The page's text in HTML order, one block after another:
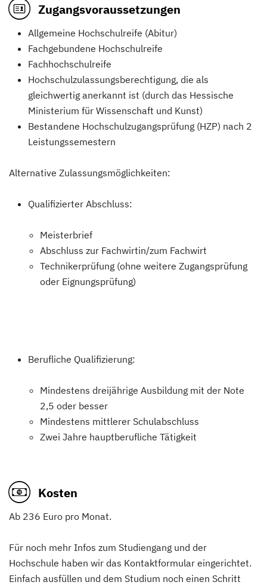
Zugangsvoraussetzungen
Allgemeine Hochschulreife (Abitur)
Fachgebundene Hochschulreife
Fachhochschulreife
Hochschulzulassungsberechtigung, die als
gleichwertig anerkannt ist (durch das Hessische
Ministerium für Wissenschaft und Kunst)
Bestandene Hochschulzugangsprüfung (HZP) nach 2
Leistungssemestern
Alternative Zulassungsmöglichkeiten:
Qualifizierter Abschluss:
Meisterbrief
Abschluss zur Fachwirtin/zum Fachwirt
Technikerprüfung (ohne weitere Zugangsprüfung
oder Eignungsprüfung)
Berufliche Qualifizierung:
Mindestens dreijährige Ausbildung mit der Note
2,5 oder besser
Mindestens mittlerer Schulabschluss
Zwei Jahre hauptberufliche Tätigkeit
Kosten
Ab 236 Euro pro Monat.
Für noch mehr Infos zum Studiengang und der
Hochschule haben wir das Kontaktformular eingerichtet.
Einfach ausfüllen und dem Studium noch einen Schritt